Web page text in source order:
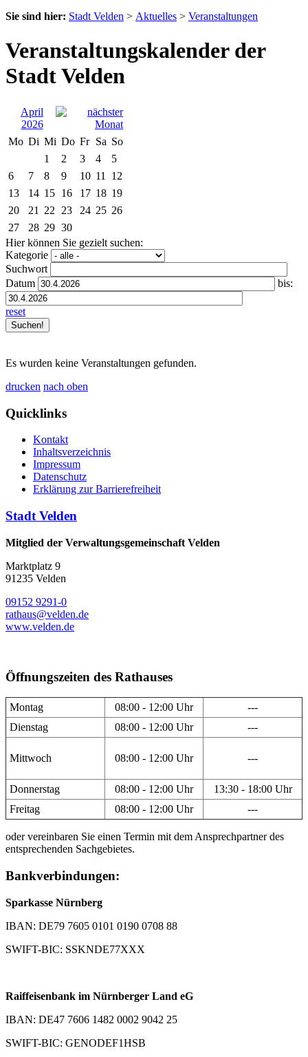
Sie sind hier: Stadt Velden > Aktuelles > Veranstaltungen
Veranstaltungskalender der
Stadt Velden
April
2026
Mo Di Mi Do Fr Sa So
1
2 3 4
5
6
7 8 9 10 11
12
13
14 15 16 17 18 19
20
21 22 23 24 25 26
27
28 29 30
Hier können Sie gezielt suchen:
Kategorie
Suchwort
Datum
bis:
reset
Es wurden keine Veranstaltungen gefunden.
drucken nach oben
Quicklinks
Kontakt
Inhaltsverzeichnis
Impressum
Datenschutz
Erklärung zur Barrierefreiheit
Stadt Velden
Mitglied der Verwaltungsgemeinschaft Velden
Marktplatz 9
91235 Velden
09152 9291-0
rathaus@velden.de
www.velden.de
Öffnungszeiten des Rathauses
Montag 08:00 - 12:00 Uhr
---
Dienstag
08:00 - 12:00 Uhr ---
Mittwoch 08:00 - 12:00 Uhr ---
Donnerstag 08:00 - 12:00 Uhr
13:30 - 18:00 Uhr
Freitag
08:00 - 12:00 Uhr ---
oder vereinbaren Sie einen Termin mit dem Ansprechpartner des
entsprechenden Sachgebietes.
Bankverbindungen:
Sparkasse Nürnberg
IBAN: DE79 7605 0101 0190 0708 88
SWIFT-BIC: SSKNDE77XXX
Raiffeisenbank im Nürnberger Land eG
IBAN: DE47 7606 1482 0002 9042 25
SWIFT-BIC: GENODEF1HSB